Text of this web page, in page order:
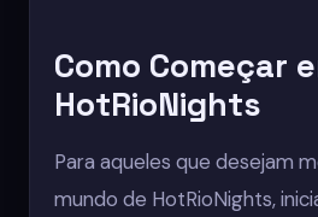
Como Começar
HotRioNights
Para aqueles que desejam
mundo de HotRioNights,